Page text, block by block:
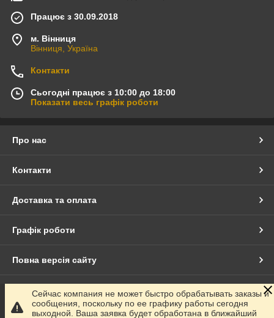
Працює з 30.09.2018
м. Вінниця
Вінниця, Україна
Контакти
Сьогодні працює з 10:00 до 18:00
Показати весь графік роботи
Про нас
Контакти
Доставка та оплата
Графік роботи
Повна версія сайту
Сайт створено на маркетплейсі Prom.ua
Сейчас компания не может быстро обрабатывать заказы и
сообщения, поскольку по ее графику работы сегодня
выходной. Ваша заявка будет обработана в ближайший